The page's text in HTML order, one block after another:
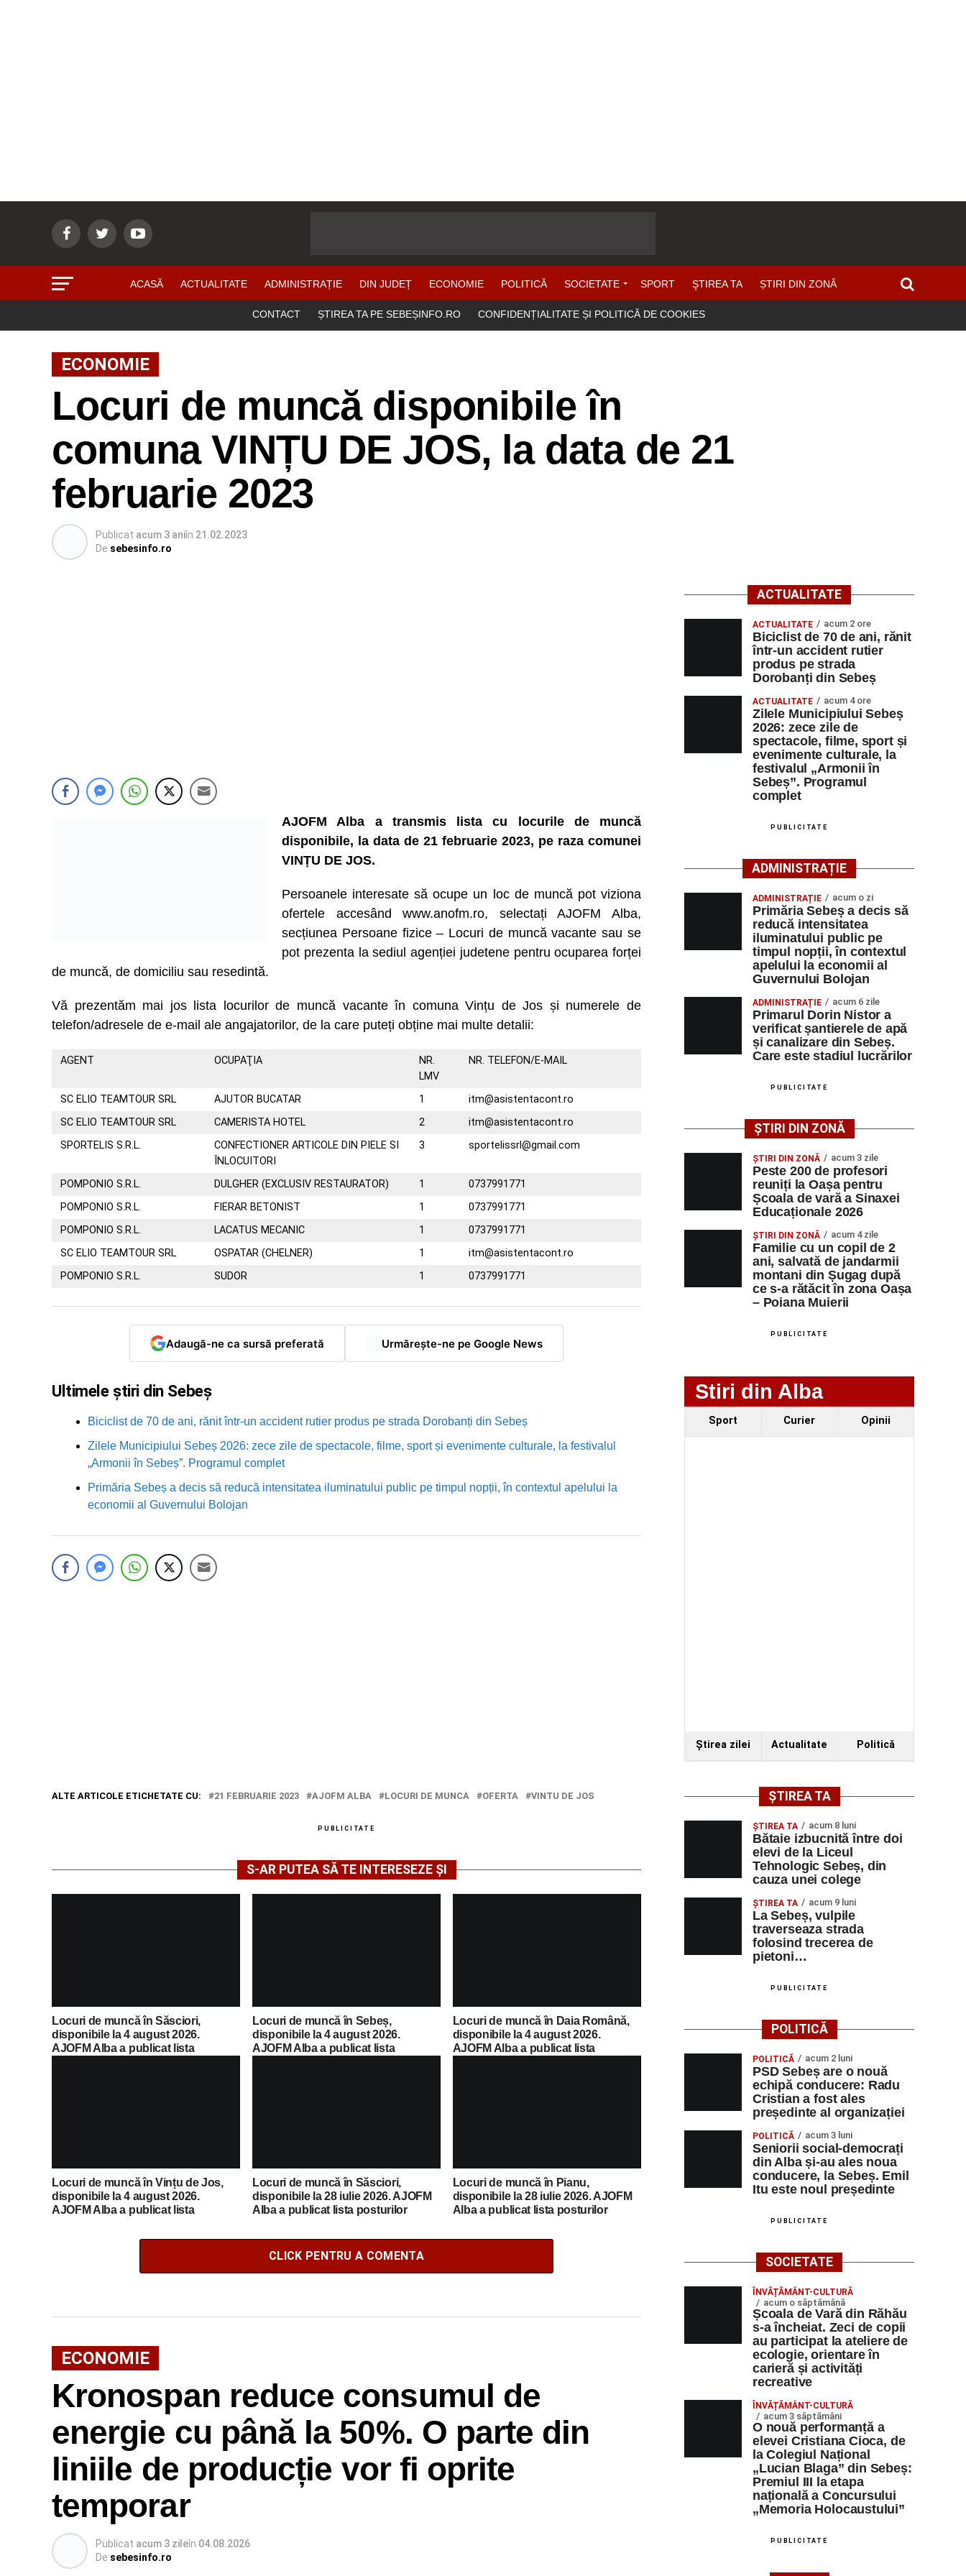
ACASĂ ACTUALITATE ADMINISTRAȚIE DIN JUDEȚ ECONOMIE POLITICĂ SOCIETATE SPORT ŞTIREA TA ȘTIRI DIN ZONĂ
CONTACT ȘTIREA TA PE SEBEȘINFO.RO CONFIDENȚIALITATE ȘI POLITICĂ DE COOKIES
ECONOMIE
Locuri de muncă disponibile în
comuna VINȚU DE JOS, la data de 21
februarie 2023
Publicat acum 3 aniîn 21.02.2023
De sebesinfo.ro
AJOFM Alba a transmis lista cu locurile de muncă
disponibile, la data de 21 februarie 2023, pe raza comunei
VINȚU DE JOS.
Persoanele interesate să ocupe un loc de muncă pot viziona
ofertele accesând www.anofm.ro, selectați AJOFM Alba,
secțiunea Persoane fizice – Locuri de muncă vacante sau se
pot prezenta la sediul agenției judetene pentru ocuparea forței
de muncă, de domiciliu sau resedintă.
Vă prezentăm mai jos lista locurilor de muncă vacante în comuna Vințu de Jos și numerele de
telefon/adresele de e-mail ale angajatorilor, de la care puteți obține mai multe detalii:
AGENT OCUPAŢIA
NR.
LMV
NR. TELEFON/E-MAIL
SC ELIO TEAMTOUR SRL AJUTOR BUCATAR 1
itm@asistentacont.ro
SC ELIO TEAMTOUR SRL
CAMERISTA HOTEL 2
itm@asistentacont.ro
SPORTELIS S.R.L.
CONFECTIONER ARTICOLE DIN PIELE SI
ÎNLOCUITORI
3 sportelissrl@gmail.com
POMPONIO S.R.L. DULGHER (EXCLUSIV RESTAURATOR) 1
0737991771
POMPONIO S.R.L.
FIERAR BETONIST 1
0737991771
POMPONIO S.R.L.
LACATUS MECANIC 1
0737991771
SC ELIO TEAMTOUR SRL
OSPATAR (CHELNER) 1
itm@asistentacont.ro
POMPONIO S.R.L.
SUDOR 1 0737991771
Adaugă-ne ca sursă preferată Urmărește-ne pe Google News
Ultimele știri din Sebeș
Biciclist de 70 de ani, rănit într-un accident rutier produs pe strada Dorobanți din Sebeș
Zilele Municipiului Sebeș 2026: zece zile de spectacole, filme, sport și evenimente culturale, la festivalul
„Armonii în Sebeș”. Programul complet
Primăria Sebeș a decis să reducă intensitatea iluminatului public pe timpul nopții, în contextul apelului la
economii al Guvernului Bolojan
ALTE ARTICOLE ETICHETATE CU: 21 FEBRUARIE 2023 AJOFM ALBA LOCURI DE MUNCA OFERTA VINTU DE JOS
PUBLICITATE
S-AR PUTEA SĂ TE INTERESEZE ȘI
Locuri de muncă în Săsciori,
disponibile la 4 august 2026.
AJOFM Alba a publicat lista
Locuri de muncă în Sebeș,
disponibile la 4 august 2026.
AJOFM Alba a publicat lista
Locuri de muncă în Daia Română,
disponibile la 4 august 2026.
AJOFM Alba a publicat lista
Locuri de muncă în Vințu de Jos,
disponibile la 4 august 2026.
AJOFM Alba a publicat lista
Locuri de muncă în Săsciori,
disponibile la 28 iulie 2026. AJOFM
Alba a publicat lista posturilor
Locuri de muncă în Pianu,
disponibile la 28 iulie 2026. AJOFM
Alba a publicat lista posturilor
CLICK PENTRU A COMENTA
ECONOMIE
Kronospan reduce consumul de
energie cu până la 50%. O parte din
liniile de producție vor fi oprite
temporar
Publicat acum 3 zileîn 04.08.2026
De sebesinfo.ro
ACTUALITATE
ACTUALITATE acum 2 ore
Biciclist de 70 de ani, rănit
într-un accident rutier
produs pe strada
Dorobanți din Sebeș
ACTUALITATE acum 4 ore
Zilele Municipiului Sebeș
2026: zece zile de
spectacole, filme, sport și
evenimente culturale, la
festivalul „Armonii în
Sebeș”. Programul
complet
PUBLICITATE
ADMINISTRAȚIE
ADMINISTRAȚIE acum o zi
Primăria Sebeș a decis să
reducă intensitatea
iluminatului public pe
timpul nopții, în contextul
apelului la economii al
Guvernului Bolojan
ADMINISTRAȚIE acum 6 zile
Primarul Dorin Nistor a
verificat șantierele de apă
și canalizare din Sebeș.
Care este stadiul lucrărilor
PUBLICITATE
ȘTIRI DIN ZONĂ
ȘTIRI DIN ZONĂ acum 3 zile
Peste 200 de profesori
reuniți la Oașa pentru
Școala de vară a Sinaxei
Educaționale 2026
ȘTIRI DIN ZONĂ acum 4 zile
Familie cu un copil de 2
ani, salvată de jandarmii
montani din Șugag după
ce s-a rătăcit în zona Oașa
– Poiana Muierii
PUBLICITATE
Stiri din Alba
Sport Curier Opinii
Ştirea zilei Actualitate Politică
ȘTIREA TA
ŞTIREA TA acum 8 luni
Bătaie izbucnită între doi
elevi de la Liceul
Tehnologic Sebeș, din
cauza unei colege
ŞTIREA TA acum 9 luni
La Sebeș, vulpile
traverseaza strada
folosind trecerea de
pietoni…
PUBLICITATE
POLITICĂ
POLITICĂ acum 2 luni
PSD Sebeș are o nouă
echipă conducere: Radu
Cristian a fost ales
președinte al organizației
POLITICĂ acum 3 luni
Seniorii social-democrați
din Alba și-au ales noua
conducere, la Sebeș. Emil
Itu este noul președinte
PUBLICITATE
SOCIETATE
ÎNVĂȚĂMÂNT-CULTURĂ
acum o săptămână
Școala de Vară din Răhău
s-a încheiat. Zeci de copii
au participat la ateliere de
ecologie, orientare în
carieră și activități
recreative
ÎNVĂȚĂMÂNT-CULTURĂ
acum 3 săptămâni
O nouă performanță a
elevei Cristiana Cioca, de
la Colegiul Național
„Lucian Blaga” din Sebeș:
Premiul III la etapa
națională a Concursului
„Memoria Holocaustului”
PUBLICITATE